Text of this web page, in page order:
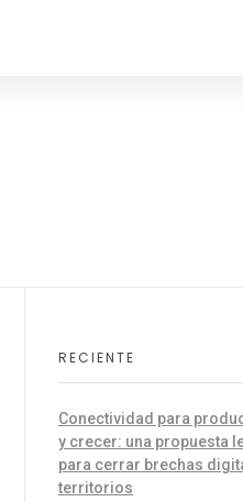
RECIENTE
Conectividad para
y crecer: una propuesta
para cerrar brechas
territorios